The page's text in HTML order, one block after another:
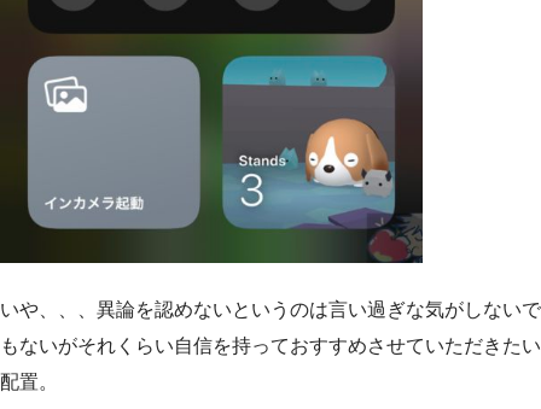
いや、、、異論を認めないというのは言い過ぎな気がしないで
もないがそれくらい自信を持っておすすめさせていただきたい
配置。